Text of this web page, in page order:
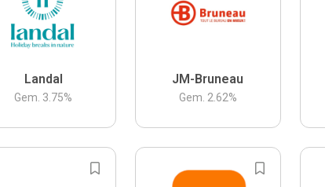
Landal
Gem. 3.75%
JM-Bruneau
Gem. 2.62%